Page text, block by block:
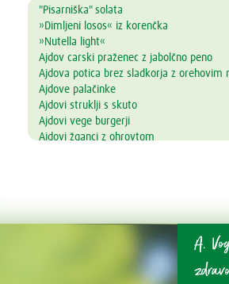
"Pisarniška" solata
»Dimljeni losos« iz korenčka
»Nutella light«
Ajdov carski praženec z jabolčno peno
Ajdova potica brez sladkorja z orehovim
Ajdove palačinke
Ajdovi struklji s skuto
Ajdovi vege burgerji
Ajdovi žganci z ohrovtom
Aromatična juha z lososom in azijskim
Avokadov mousse s čokolado in
Avokadov namaz z drobnjakom
A.